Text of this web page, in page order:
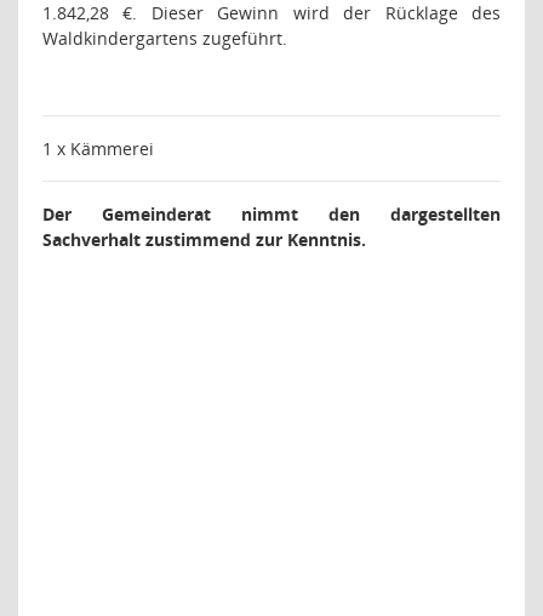
1.842,28 €. Dieser Gewinn wird der Rücklage des
Waldkindergartens zugeführt.
1 x Kämmerei
Der Gemeinderat nimmt den dargestellten
Sachverhalt zustimmend zur Kenntnis.